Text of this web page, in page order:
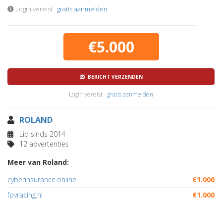
Login vereist · gratis aanmelden
€5.000
BERICHT VERZENDEN
Login vereist · gratis aanmelden
ROLAND
Lid sinds 2014
12 advertenties
Meer van Roland:
cyberinsurance.online
€1.000
fpvracing.nl
€1.000